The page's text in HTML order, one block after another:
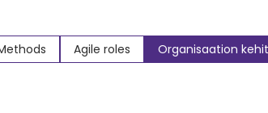
Agile roles Organisaation